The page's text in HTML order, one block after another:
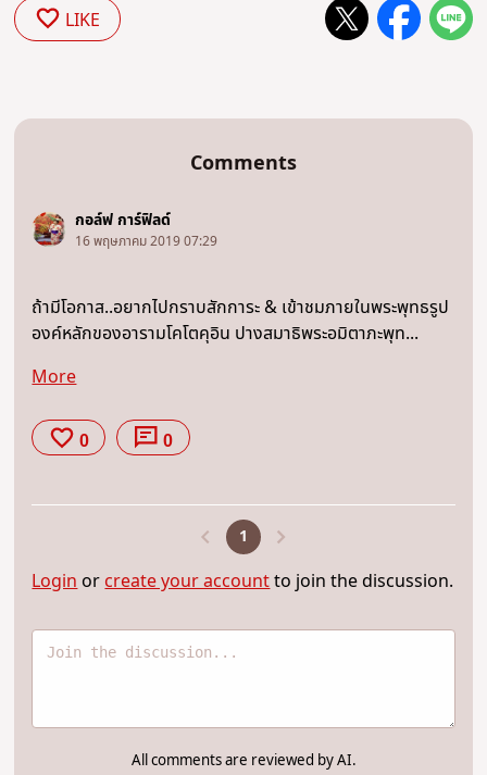
LIKE
Comments
กอล์ฟ การ์ฟิลด์
16 พฤษภาคม 2019 07:29
ถ้ามีโอกาส..อยากไปกราบสักการะ & เข้าชมภายในพระพุทธรูป
องค์หลักของอารามโคโตคุอิน ปางสมาธิพระอมิตาภะพุท...
More
0 0
1
Login or create your accountto join the discussion.
All comments are reviewed by AI.